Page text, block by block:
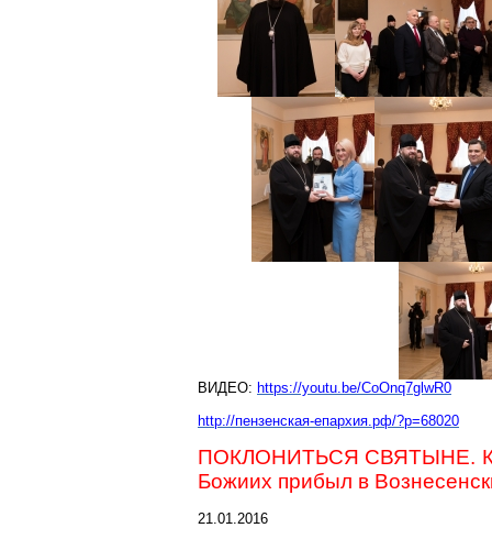
ВИДЕО: https://youtu.be/CoOnq7glwR0
http://пензенская-епархия.рф/?p=68020
ПОКЛОНИТЬСЯ СВЯТЫНЕ.
Божиих прибыл в
21.01.2016